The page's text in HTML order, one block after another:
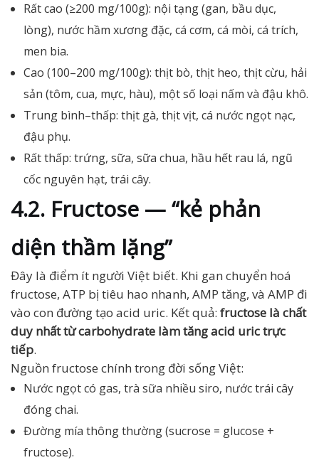
Rất cao (≥200 mg/100g): nội tạng (gan, bầu dục,
lòng), nước hầm xương đặc, cá cơm, cá mòi, cá trích,
men bia.
Cao (100–200 mg/100g): thịt bò, thịt heo, thịt cừu, hải
sản (tôm, cua, mực, hàu), một số loại nấm và đậu khô.
Trung bình–thấp: thịt gà, thịt vịt, cá nước ngọt nạc,
đậu phụ.
Rất thấp: trứng, sữa, sữa chua, hầu hết rau lá, ngũ
cốc nguyên hạt, trái cây.
4.2. Fructose — “kẻ phản
diện thầm lặng”
Đây là điểm ít người Việt biết. Khi gan chuyển hoá
fructose, ATP bị tiêu hao nhanh, AMP tăng, và AMP đi
vào con đường tạo acid uric. Kết quả: fructose là chất
duy nhất từ carbohydrate làm tăng acid uric trực
tiếp.
Nguồn fructose chính trong đời sống Việt:
Nước ngọt có gas, trà sữa nhiều siro, nước trái cây
đóng chai.
Đường mía thông thường (sucrose = glucose +
fructose).